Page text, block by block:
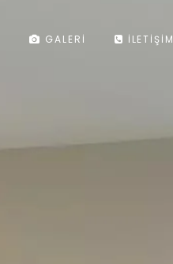
GALERI İLETIŞIM